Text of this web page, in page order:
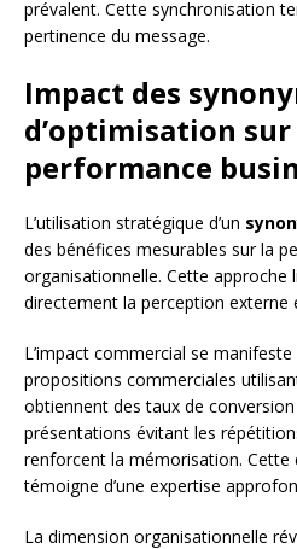
prévalent. Cette synchronisation
pertinence du message.
Impact des
d’optimisation sur
performance
L’utilisation stratégique d’un
des bénéfices mesurables sur la
organisationnelle. Cette approche
directement la perception externe
L’impact commercial se
propositions commerciales
obtiennent des taux de
présentations évitant les
renforcent la mémorisation. Cette
témoigne d’une expertise
La dimension organisationnelle